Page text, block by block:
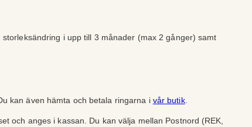
i upp till 3 månader (max 2 gånger) samt
kan även hämta och betala ringarna i vår butik.
och anges i kassan. Du kan välja mellan Postnord (REK,